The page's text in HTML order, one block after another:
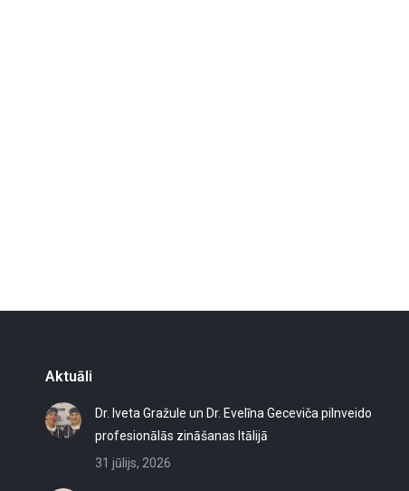
Aktuāli
Dr. Iveta Gražule un Dr. Evelīna Geceviča pilnveido
profesionālās zināšanas Itālijā
31 jūlijs, 2026